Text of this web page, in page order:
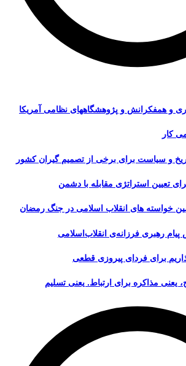
و همفکرانش و پژوهشگاههای نظامی آمریکا
کار
و سیاست برای برخی از تصمیم گیران کشور
تعیین استراتژی مقابله با دشمن
خواسته های انقلاب اسلامی در جنگ رمضان
رهبری فرزانه‌ی انقلاب‌اسلامی
برای فردای پیروزی قطعی
یعنی مذاکره برای ارتباط. یعنی تسلیم